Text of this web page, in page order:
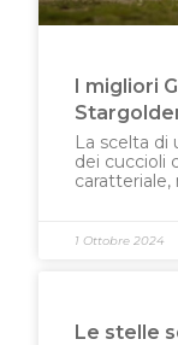
I migliori
La scelta di
dei cuccioli
caratteriale,
1 Ottobre 2024
Le stelle